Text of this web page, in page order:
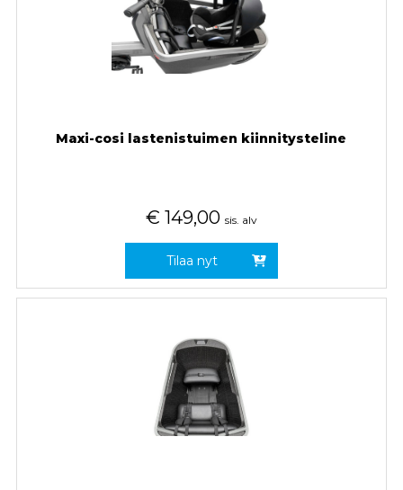
Maxi-cosi lastenistuimen kiinnitysteline
€ 149,00 sis. alv
Tilaa nyt